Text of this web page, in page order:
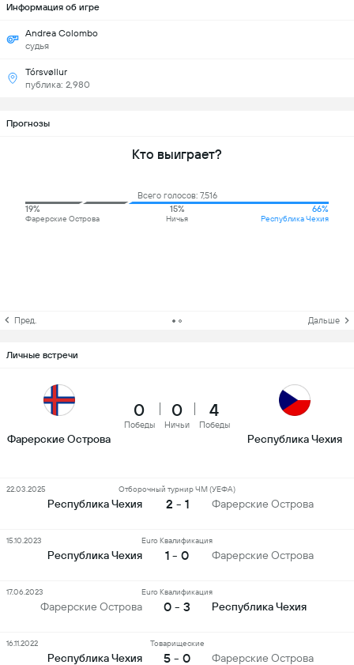
Информация об игре
Andrea Colombo
судья
Tórsvøllur
публика: 2,980
Прогнозы
Кто выиграет?
Всего голосов: 7,516
19%
Фарерские Острова
15%
Ничья
66%
Республика Чехия
Пред. Дальше
Личные встречи
Фарерские Острова
0
Победы
0
Ничьи
4
Победы
Республика Чехия
Республика Чехия
Отборочный турнир ЧМ (УЕФА)
2 - 1 Фарерские Острова
22.03.2025
Республика Чехия
Euro Квалификация
1 - 0 Фарерские Острова
15.10.2023
Фарерские Острова
Euro Квалификация
0 - 3 Республика Чехия
17.06.2023
Республика Чехия
Товарищеские
5 - 0 Фарерские Острова
16.11.2022